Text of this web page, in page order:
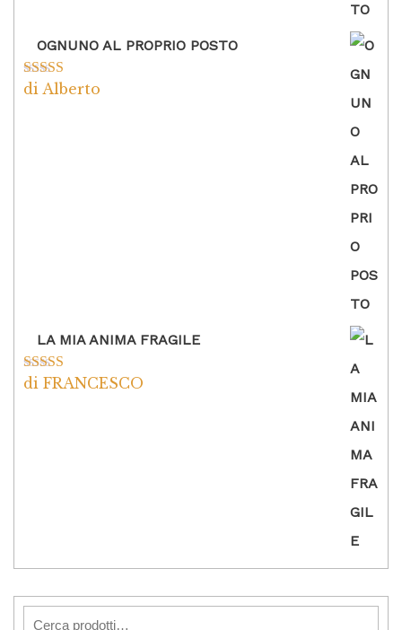
OGNUNO AL PROPRIO POSTO
Valutato5su
di Alberto
LA MIA ANIMA FRAGILE
Valutato5su
di FRANCESCO